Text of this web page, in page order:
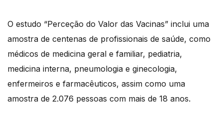
O estudo “Perceção do Valor das Vacinas” inclui uma
amostra de centenas de profissionais de saúde, como
médicos de medicina geral e familiar, pediatria,
medicina interna, pneumologia e ginecologia,
enfermeiros e farmacêuticos, assim como uma
amostra de 2.076 pessoas com mais de 18 anos.